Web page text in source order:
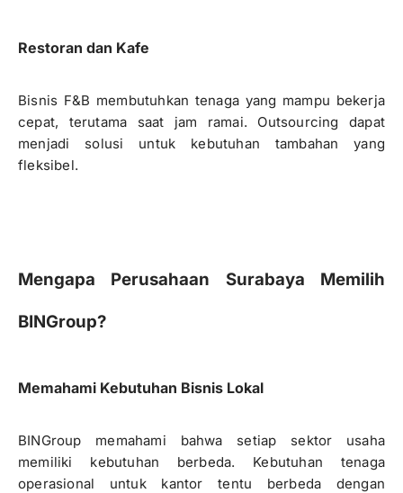
Restoran dan Kafe
Bisnis F&B membutuhkan tenaga yang mampu bekerja
cepat, terutama saat jam ramai. Outsourcing dapat
menjadi solusi untuk kebutuhan tambahan yang
fleksibel.
Mengapa Perusahaan Surabaya Memilih
BINGroup?
Memahami Kebutuhan Bisnis Lokal
BINGroup memahami bahwa setiap sektor usaha
memiliki kebutuhan berbeda. Kebutuhan tenaga
operasional untuk kantor tentu berbeda dengan